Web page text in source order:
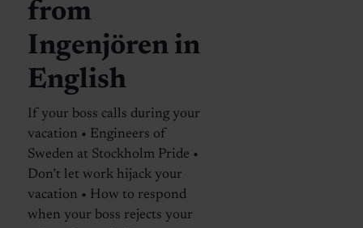
from
Ingenjören in
English
If your boss calls during your
vacation • Engineers of
Sweden at Stockholm Pride •
Don’t let work hijack your
vacation • How to respond
when your boss rejects your